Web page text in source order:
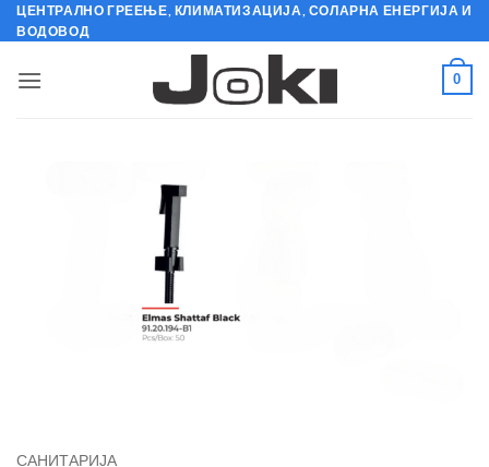
Skip
to
ЦЕНТРАЛНО ГРЕЕЊЕ, КЛИМАТИЗАЦИЈА, СОЛАРНА ЕНЕРГИЈА И
ВОДОВОД
0
САНИТАРИЈА